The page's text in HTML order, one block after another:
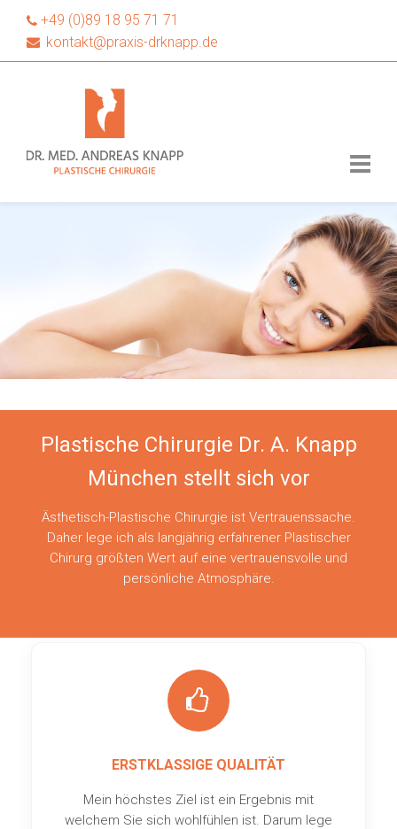
+49 (0)89 18 95 71 71
kontakt@praxis-drknapp.de
Plastische Chirurgie Dr. A. Knapp
München stellt sich vor
Ästhetisch-Plastische Chirurgie ist Vertrauenssache.
Daher lege ich als langjährig erfahrener Plastischer
Chirurg größten Wert auf eine vertrauensvolle und
persönliche Atmosphäre.
ERSTKLASSIGE QUALITÄT
Mein höchstes Ziel ist ein Ergebnis mit
welchem Sie sich wohlfühlen ist. Darum lege